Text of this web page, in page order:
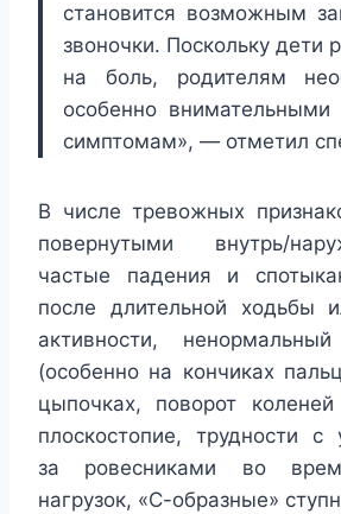
становится возможным
звоночки. Поскольку дети
на боль, родителям
особенно
симптомам», — отметил
В числе тревожных
повернутыми внутрь/
частые падения и
после длительной ходьбы
активности,
(особенно на кончиках
цыпочках, поворот
плоскостопие, трудности с
за ровесниками во
нагрузок, «С-образные»